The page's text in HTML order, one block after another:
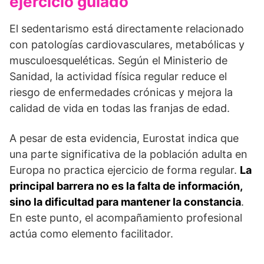
El sedentarismo está directamente relacionado
con patologías cardiovasculares, metabólicas y
musculoesqueléticas. Según el Ministerio de
Sanidad, la actividad física regular reduce el
riesgo de enfermedades crónicas y mejora la
calidad de vida en todas las franjas de edad.
A pesar de esta evidencia, Eurostat indica que
una parte significativa de la población adulta en
Europa no practica ejercicio de forma regular. La
principal barrera no es la falta de información,
sino la dificultad para mantener la constancia.
En este punto, el acompañamiento profesional
actúa como elemento facilitador.